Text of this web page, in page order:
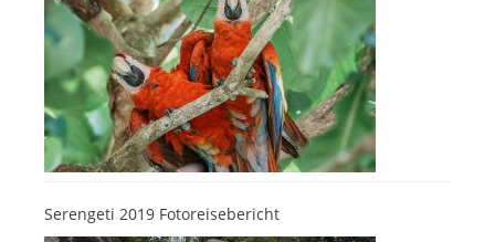
Serengeti 2019 Fotoreisebericht